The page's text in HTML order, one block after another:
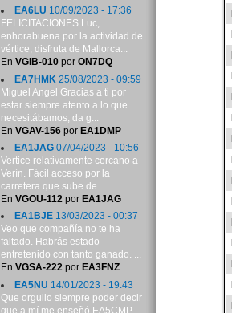
EA6LU 10/09/2023 - 17:36
FELICITACIONES Luc,
enhorabuena por la actividad de
vértice, disfruta de Mallorca...
En VGIB-010por ON7DQ
EA7HMK 25/08/2023 - 09:59
Miguel Angel Gracias a ti por
estar siempre atento a lo que
necesitábamos, da g...
En VGAV-156por EA1DMP
EA1JAG07/04/2023 - 10:56
Vertice relativamente cercano a
Verín. Fácil acceso por la
carretera que sube de...
En VGOU-112por EA1JAG
EA1BJE13/03/2023 - 00:37
Veo que compañía no te ha
faltado. Habrás estado
entretenido con tanto ganado. ...
En VGSA-222por EA3FNZ
EA5NU 14/01/2023 - 19:43
Que orgullo siempre poder decir
que a mí me enseñó EA5CMP.